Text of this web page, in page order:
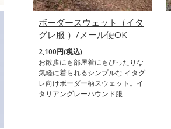
ボーダースウェット（イタ
グレ服 ）/メール便OK
2,100円(税込)
お散歩にも部屋着にもぴったりな
気軽に着られるシンプルな イタグ
レ向けボーダー柄スウェット。イ
タリアングレーハウンド服